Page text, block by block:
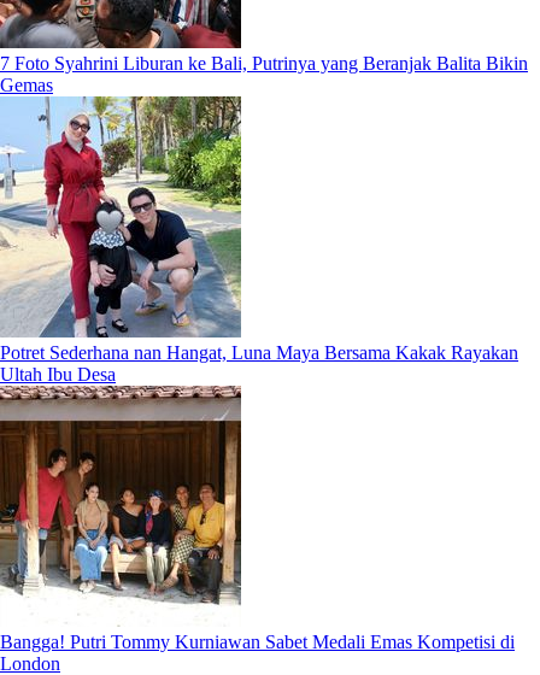
7 Foto Syahrini Liburan ke Bali, Putrinya yang Beranjak Balita Bikin
Gemas
Potret Sederhana nan Hangat, Luna Maya Bersama Kakak Rayakan
Ultah Ibu Desa
Bangga! Putri Tommy Kurniawan Sabet Medali Emas Kompetisi di
London